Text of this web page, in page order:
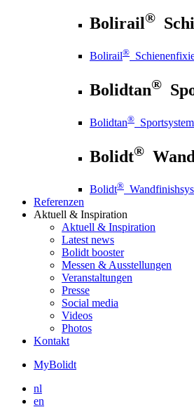
Bolirail®
Bolirail®
Bolidtan®
Bolidtan®
Bolidt®
Bolidt®
Referenzen
Aktuell & Inspiration
Aktuell & Inspiration
Latest news
Bolidt booster
Messen & Ausstellungen
Veranstaltungen
Presse
Social media
Videos
Photos
Kontakt
MyBolidt
nl
en